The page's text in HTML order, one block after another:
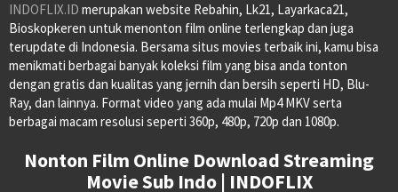
INDOFLIX.ID merupakan website Rebahin, Lk21, Layarkaca21,
Bioskopkeren untuk menonton film online terlengkap dan juga
terupdate di Indonesia. Bersama situs movies terbaik ini, kamu bisa
menikmati berbagai banyak koleksi film yang bisa anda tonton
dengan gratis dan kualitas yang jernih dan bersih seperti HD, Blu-
Ray, dan lainnya. Format video yang ada mulai Mp4 MKV serta
berbagai macam resolusi seperti 360p, 480p, 720p dan 1080p.
Nonton Film Online Download Streaming
Movie Sub Indo | INDOFLIX